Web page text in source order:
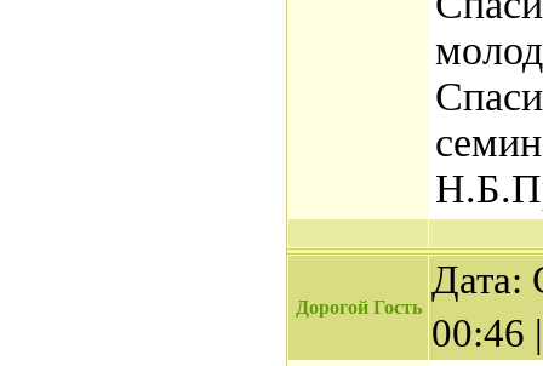
Дорогой Гость
Дата:
00:46